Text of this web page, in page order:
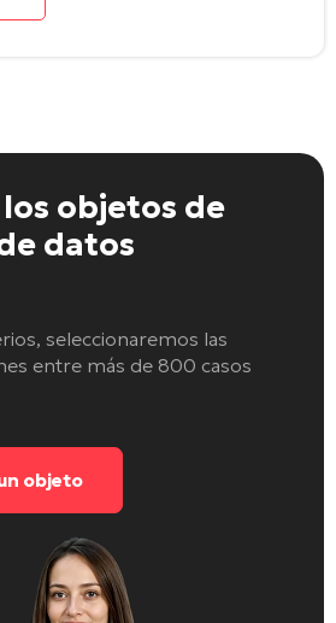
objetos de
datos
seleccionaremos las
entre más de 800 casos
objeto